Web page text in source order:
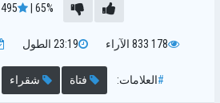
65%
|
495
178 833 الآراء 23:19 الطول
#العلامات: فتاة شقراء